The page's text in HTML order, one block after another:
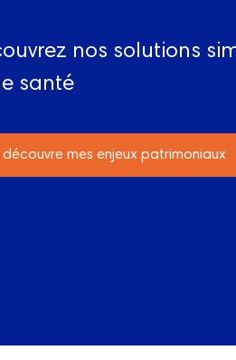
nos solutions
santé
découvre mes enjeux patrimoniaux